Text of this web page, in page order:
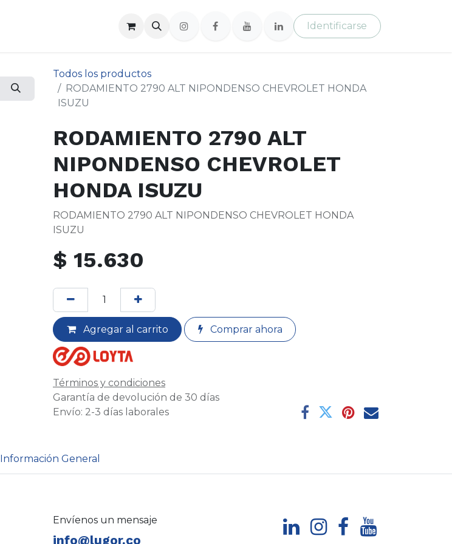
Identificarse
Todos los productos
RODAMIENTO 2790 ALT NIPONDENSO CHEVROLET HONDA
ISUZU
RODAMIENTO 2790 ALT
NIPONDENSO CHEVROLET
HONDA ISUZU
RODAMIENTO 2790 ALT NIPONDENSO CHEVROLET HONDA
ISUZU
$ 15.630
Agregar al carrito Comprar ahora
Términos y condiciones
Garantía de devolución de 30 días
Envío: 2-3 días laborales
Información General
Envíenos un mensaje
info@lugor.co